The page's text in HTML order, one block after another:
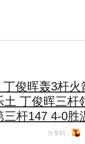
俊晖轰3杆火
丁俊晖三杆
杆147 4-0胜
分享到：